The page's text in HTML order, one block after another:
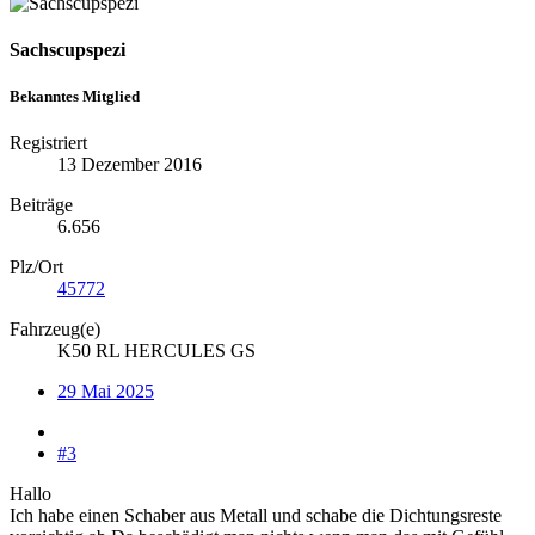
Sachscupspezi
Bekanntes Mitglied
Registriert
13 Dezember 2016
Beiträge
6.656
Plz/Ort
45772
Fahrzeug(e)
K50 RL HERCULES GS
29 Mai 2025
#3
Hallo
Ich habe einen Schaber aus Metall und schabe die Dichtungsreste